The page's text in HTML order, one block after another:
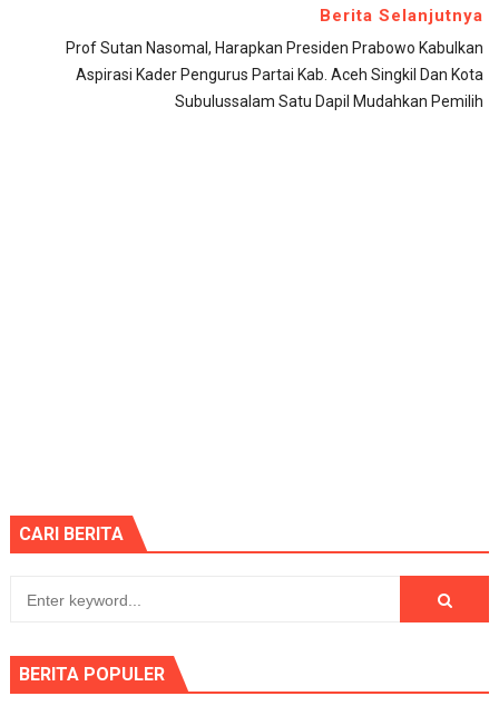
Berita Selanjutnya
Prof Sutan Nasomal, Harapkan Presiden Prabowo Kabulkan
Aspirasi Kader Pengurus Partai Kab. Aceh Singkil Dan Kota
Subulussalam Satu Dapil Mudahkan Pemilih
CARI BERITA
BERITA POPULER